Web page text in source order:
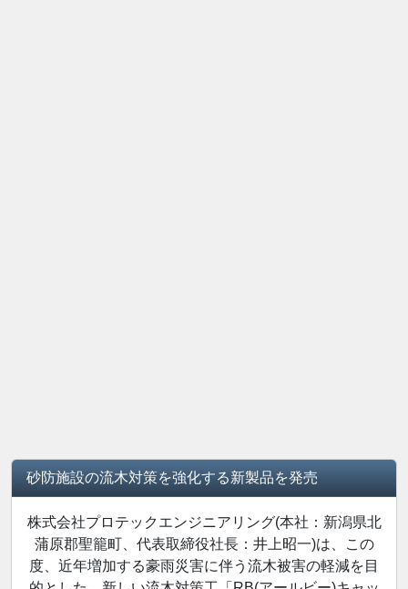
砂防施設の流木対策を強化する新製品を発売
株式会社プロテックエンジニアリング(本社：新潟県北
蒲原郡聖籠町、代表取締役社長：井上昭一)は、この
度、近年増加する豪雨災害に伴う流木被害の軽減を目